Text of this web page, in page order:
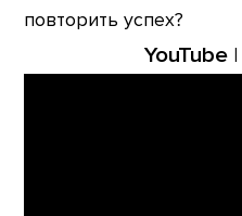
повторить успех?
YouTube |